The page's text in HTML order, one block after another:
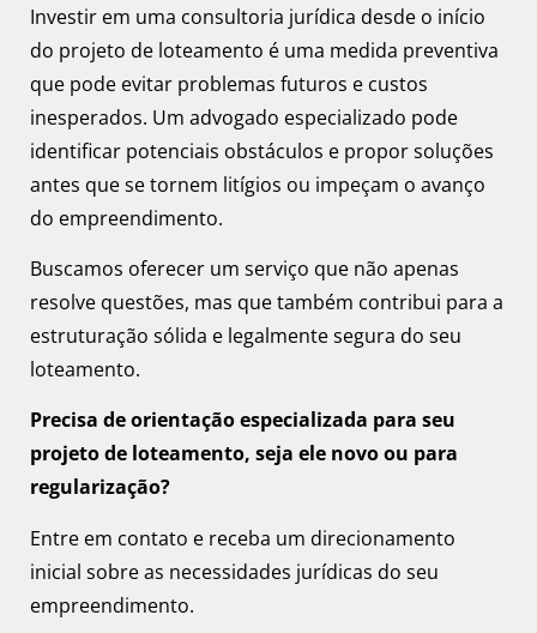
Investir em uma consultoria jurídica desde o início
do projeto de loteamento é uma medida preventiva
que pode evitar problemas futuros e custos
inesperados. Um advogado especializado pode
identificar potenciais obstáculos e propor soluções
antes que se tornem litígios ou impeçam o avanço
do empreendimento.
Buscamos oferecer um serviço que não apenas
resolve questões, mas que também contribui para a
estruturação sólida e legalmente segura do seu
loteamento.
Precisa de orientação especializada para seu
projeto de loteamento, seja ele novo ou para
regularização?
Entre em contato e receba um direcionamento
inicial sobre as necessidades jurídicas do seu
empreendimento.